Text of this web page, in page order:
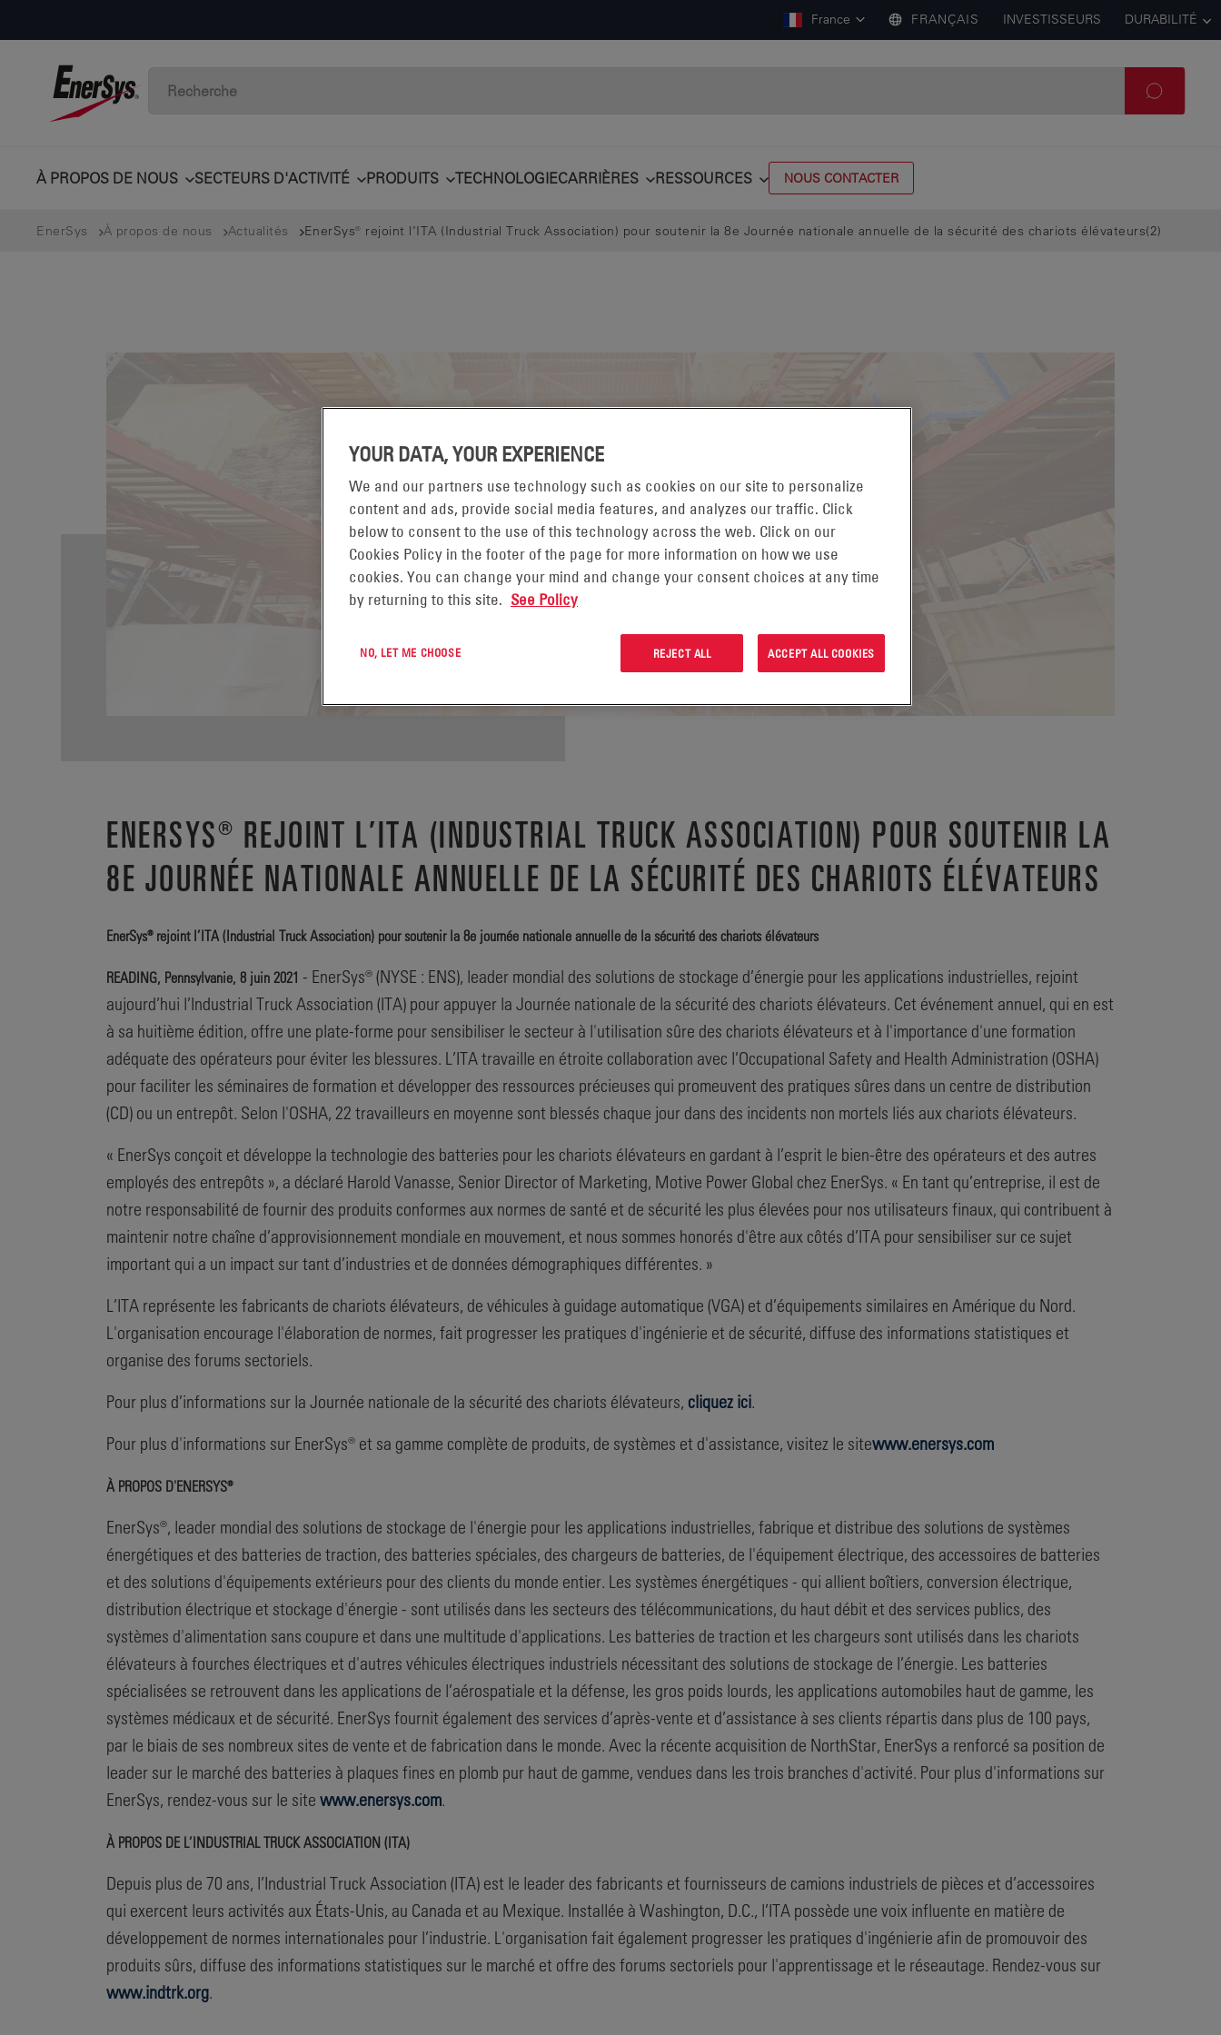
France FRANÇAIS INVESTISSEURS DURABILITÉ
À PROPOS DE NOUS SECTEURS D'ACTIVITÉ PRODUITS TECHNOLOGIECARRIÈRES RESSOURCES NOUS CONTACTER
EnerSys À propos de nous Actualités EnerSys® rejoint l’ITA (Industrial Truck Association) pour soutenir la 8e Journée nationale annuelle de la sécurité des chariots élévateurs(2)
ENERSYS® REJOINT L’ITA (INDUSTRIAL TRUCK ASSOCIATION) POUR SOUTENIR LA
8E JOURNÉE NATIONALE ANNUELLE DE LA SÉCURITÉ DES CHARIOTS ÉLÉVATEURS
EnerSys® rejoint l’ITA (Industrial Truck Association) pour soutenir la 8e journée nationale annuelle de la sécurité des chariots élévateurs
READING, Pennsylvanie, 8 juin 2021 - EnerSys® (NYSE : ENS), leader mondial des solutions de stockage d’énergie pour les applications industrielles, rejoint
aujourd’hui l’Industrial Truck Association (ITA) pour appuyer la Journée nationale de la sécurité des chariots élévateurs. Cet événement annuel, qui en est
à sa huitième édition, offre une plate-forme pour sensibiliser le secteur à l'utilisation sûre des chariots élévateurs et à l'importance d'une formation
adéquate des opérateurs pour éviter les blessures. L’ITA travaille en étroite collaboration avec l’Occupational Safety and Health Administration (OSHA)
pour faciliter les séminaires de formation et développer des ressources précieuses qui promeuvent des pratiques sûres dans un centre de distribution
(CD) ou un entrepôt. Selon l'OSHA, 22 travailleurs en moyenne sont blessés chaque jour dans des incidents non mortels liés aux chariots élévateurs.
« EnerSys conçoit et développe la technologie des batteries pour les chariots élévateurs en gardant à l’esprit le bien-être des opérateurs et des autres
employés des entrepôts », a déclaré Harold Vanasse, Senior Director of Marketing, Motive Power Global chez EnerSys. « En tant qu’entreprise, il est de
notre responsabilité de fournir des produits conformes aux normes de santé et de sécurité les plus élevées pour nos utilisateurs finaux, qui contribuent à
maintenir notre chaîne d’approvisionnement mondiale en mouvement, et nous sommes honorés d'être aux côtés d’ITA pour sensibiliser sur ce sujet
important qui a un impact sur tant d’industries et de données démographiques différentes. »
L’ITA représente les fabricants de chariots élévateurs, de véhicules à guidage automatique (VGA) et d’équipements similaires en Amérique du Nord.
L'organisation encourage l'élaboration de normes, fait progresser les pratiques d'ingénierie et de sécurité, diffuse des informations statistiques et
organise des forums sectoriels.
Pour plus d’informations sur la Journée nationale de la sécurité des chariots élévateurs, cliquez ici.
Pour plus d'informations sur EnerSys® et sa gamme complète de produits, de systèmes et d'assistance, visitez le sitewww.enersys.com
À PROPOS D'ENERSYS®
EnerSys®, leader mondial des solutions de stockage de l'énergie pour les applications industrielles, fabrique et distribue des solutions de systèmes
énergétiques et des batteries de traction, des batteries spéciales, des chargeurs de batteries, de l'équipement électrique, des accessoires de batteries
et des solutions d'équipements extérieurs pour des clients du monde entier. Les systèmes énergétiques - qui allient boîtiers, conversion électrique,
distribution électrique et stockage d'énergie - sont utilisés dans les secteurs des télécommunications, du haut débit et des services publics, des
systèmes d'alimentation sans coupure et dans une multitude d'applications. Les batteries de traction et les chargeurs sont utilisés dans les chariots
élévateurs à fourches électriques et d'autres véhicules électriques industriels nécessitant des solutions de stockage de l’énergie. Les batteries
spécialisées se retrouvent dans les applications de l’aérospatiale et la défense, les gros poids lourds, les applications automobiles haut de gamme, les
systèmes médicaux et de sécurité. EnerSys fournit également des services d’après-vente et d’assistance à ses clients répartis dans plus de 100 pays,
par le biais de ses nombreux sites de vente et de fabrication dans le monde. Avec la récente acquisition de NorthStar, EnerSys a renforcé sa position de
leader sur le marché des batteries à plaques fines en plomb pur haut de gamme, vendues dans les trois branches d'activité. Pour plus d'informations sur
EnerSys, rendez-vous sur le site www.enersys.com.
À PROPOS DE L’INDUSTRIAL TRUCK ASSOCIATION (ITA)
Depuis plus de 70 ans, l’Industrial Truck Association (ITA) est le leader des fabricants et fournisseurs de camions industriels de pièces et d’accessoires
qui exercent leurs activités aux États-Unis, au Canada et au Mexique. Installée à Washington, D.C., l’ITA possède une voix influente en matière de
développement de normes internationales pour l’industrie. L'organisation fait également progresser les pratiques d'ingénierie afin de promouvoir des
produits sûrs, diffuse des informations statistiques sur le marché et offre des forums sectoriels pour l'apprentissage et le réseautage. Rendez-vous sur
www.indtrk.org.
YOUR DATA, YOUR EXPERIENCE
We and our partners use technology such as cookies on our site to personalize
content and ads, provide social media features, and analyzes our traffic. Click
below to consent to the use of this technology across the web. Click on our
Cookies Policy in the footer of the page for more information on how we use
cookies. You can change your mind and change your consent choices at any time
by returning to this site. See Policy
NO, LET ME CHOOSE REJECT ALL ACCEPT ALL COOKIES